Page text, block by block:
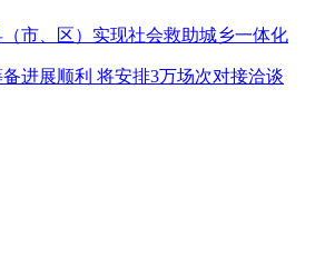
市、区）实现社会救助城乡一体化
备进展顺利 将安排3万场次对接洽谈